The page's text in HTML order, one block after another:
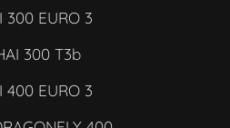
300 EURO 3
300 T3b
400 EURO 3